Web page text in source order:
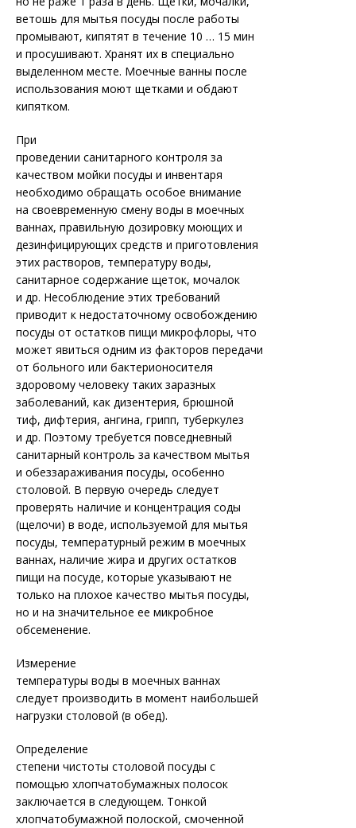
ветошь для мытья посуды после работы
промывают, кипятят в течение 10 … 15 мин
и просушивают. Хранят их в специально
выделенном месте. Моечные ванны после
использования моют щетками и обдают
кипятком.
При
проведении санитарного контроля за
качеством мойки посуды и инвентаря
необходимо обращать особое внимание
на своевременную смену воды в моечных
ваннах, правильную дозировку моющих и
дезинфицирующих средств и приготовления
этих растворов, температуру воды,
санитарное содержание щеток, мочалок
и др. Несоблюдение этих требований
приводит к недостаточному освобождению
посуды от остатков пищи микрофлоры, что
может явиться одним из факторов передачи
от больного или бактерионосителя
здоровому человеку таких заразных
заболеваний, как дизентерия, брюшной
тиф, дифтерия, ангина, грипп, туберкулез
и др. Поэтому требуется повседневный
санитарный контроль за качеством мытья
и обеззараживания посуды, особенно
столовой. В первую очередь следует
проверять наличие и концентрация соды
(щелочи) в воде, используемой для мытья
посуды, температурный режим в моечных
ваннах, наличие жира и других остатков
пищи на посуде, которые указывают не
только на плохое качество мытья посуды,
но и на значительное ее микробное
обсеменение.
Измерение
температуры воды в моечных ваннах
следует производить в момент наибольшей
нагрузки столовой (в обед).
Определение
степени чистоты столовой посуды с
помощью хлопчатобумажных полосок
заключается в следующем. Тонкой
хлопчатобумажной полоской, смоченной